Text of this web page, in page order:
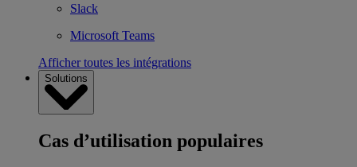
Slack
Microsoft Teams
Afficher toutes les intégrations
Solutions
Cas d’utilisation populaires